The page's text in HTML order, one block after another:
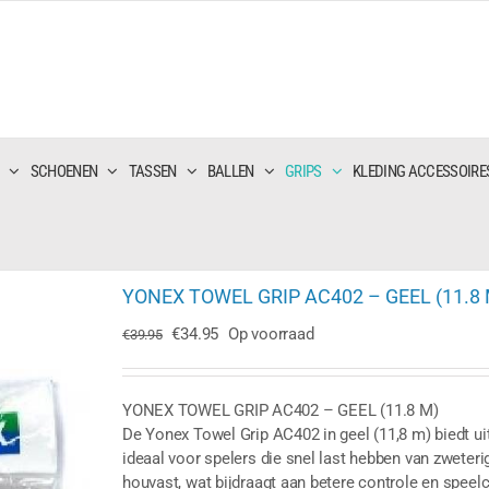
SCHOENEN TASSEN BALLEN GRIPS KLEDING
YONEX TOWEL GRIP AC402 – GEEL (11.8
€39.95 Oorspronkelijke
was:
€39.95.
€34.95Huidige
is:
€34.95.
Op voorraad
YONEX TOWEL GRIP AC402 – GEEL (11.8 M)
De Yonex Towel Grip AC402 in geel (11,8 m) biedt
ideaal voor spelers die snel last hebben van
houvast, wat bijdraagt aan betere controle en